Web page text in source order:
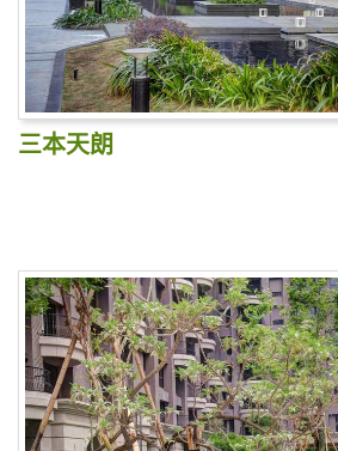
三本天朗